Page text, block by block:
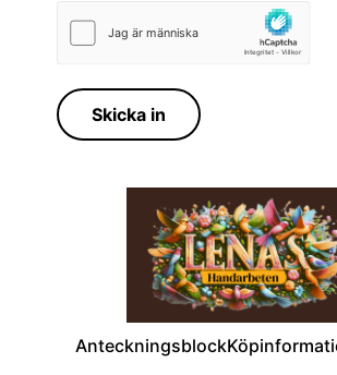
Skicka in
Anteckningsblock